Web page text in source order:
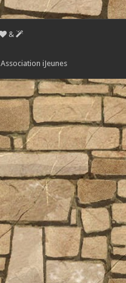
&
Association iJeunes